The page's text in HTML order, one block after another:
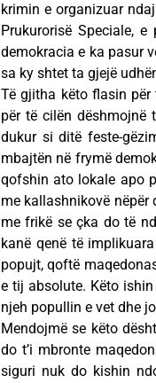
krimin e organizuar
Prukurorisë Speciale,
demokracia e ka pasur
sa ky shtet ta gjejë
Të gjitha këto flasin për
për të cilën dëshmojnë
dukur si ditë feste-
mbajtën në frymë
qofshin ato lokale apo
me kallashnikovë nëpër
me frikë se çka do të
kanë qenë të
popujt, qoftë
e tij absolute. Këto
njeh popullin e vet dhe
Mendojmë se këto
do t’i mbronte
siguri nuk do kishin